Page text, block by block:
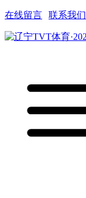
在线留言 联系我们